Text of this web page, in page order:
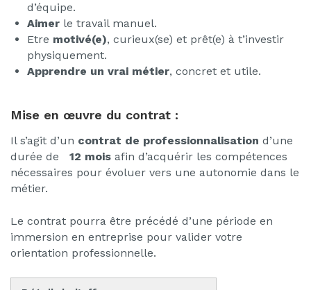
d’équipe.
Aimer le travail manuel.
Etre motivé(e), curieux(se) et prêt(e) à t’investir
physiquement.
Apprendre un vrai métier, concret et utile.
Mise en œuvre du contrat :
Il s’agit d’un contrat de professionnalisation d’une
durée de
12 mois afin d’acquérir les compétences
nécessaires pour évoluer vers une autonomie dans le
métier.
Le contrat pourra être précédé d’une période en
immersion en entreprise pour valider votre
orientation professionnelle.